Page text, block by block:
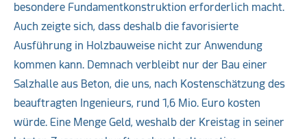
besondere Fundamentkonstruktion erforderlich macht.
Auch zeigte sich, dass deshalb die favorisierte
Ausführung in Holzbauweise nicht zur Anwendung
kommen kann. Demnach verbleibt nur der Bau einer
Salzhalle aus Beton, die uns, nach Kostenschätzung des
beauftragten Ingenieurs, rund 1,6 Mio. Euro kosten
würde. Eine Menge Geld, weshalb der Kreistag in seiner